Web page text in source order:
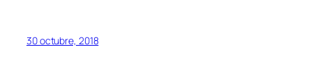
30 octubre, 2018